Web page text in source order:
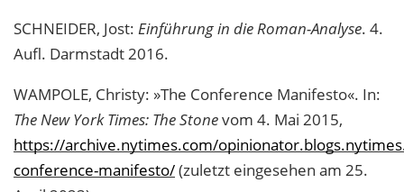
SCHNEIDER, Jost: Einführung in die Roman-Analyse. 4.
Aufl. Darmstadt 2016.
WAMPOLE, Christy: »The Conference Manifesto«. In:
The New York Times: The Stonevom 4. Mai 2015,
https://archive.nytimes.com/
conference-manifesto/(zuletzt eingesehen am 25.